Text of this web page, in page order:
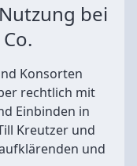
bei
Konsorten
rechtlich mit
Einbinden in
Kreutzer und
und